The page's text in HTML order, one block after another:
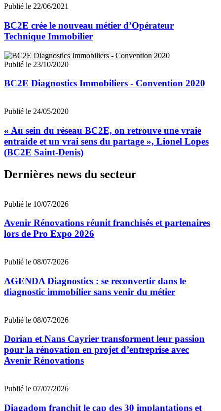
Publié le 22/06/2021
BC2E crée le nouveau métier d’Opérateur
Technique Immobilier
Publié le 23/10/2020
BC2E Diagnostics Immobiliers - Convention 2020
Publié le 24/05/2020
« Au sein du réseau BC2E, on retrouve une vraie
entraide et un vrai sens du partage », Lionel Lopes
(BC2E Saint-Denis)
Dernières news du secteur
Publié le 10/07/2026
Avenir Rénovations réunit franchisés et partenaires
lors de Pro Expo 2026
Publié le 08/07/2026
AGENDA Diagnostics : se reconvertir dans le
diagnostic immobilier sans venir du métier
Publié le 08/07/2026
Dorian et Nans Cayrier transforment leur passion
pour la rénovation en projet d’entreprise avec
Avenir Rénovations
Publié le 07/07/2026
Diagadom franchit le cap des 30 implantations et